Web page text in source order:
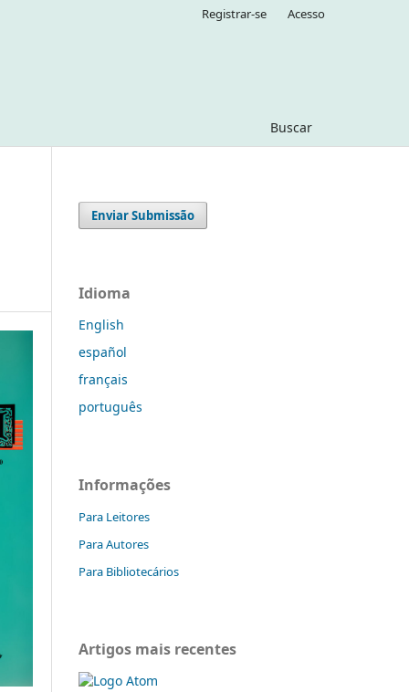
Buscar
Registrar-se Acesso
Enviar Submissão
Idioma
English
español
français
português
Informações
Para Leitores
Para Autores
Para Bibliotecários
Artigos mais recentes